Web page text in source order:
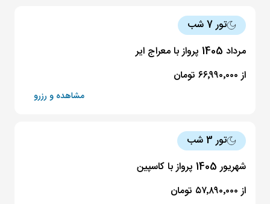
تور 7 شب
مرداد 1405 پرواز با معراج ایر
از ۶۶٬۹۹۰٬۰۰۰ تومان
مشاهده و رزرو
تور 3 شب
شهریور 1405 پرواز با کاسپین
از ۵۷٬۸۹۰٬۰۰۰ تومان